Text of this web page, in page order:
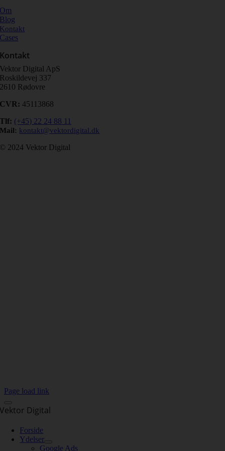
Om
Blog
Kontakt
Cases
Kontakt
Vektor Digital ApS
Roskildevej 337
2610 Rødovre
CVR: 45113868
Tlf: (+45) 22 24 88 11
Mail: kontakt@vektordigital.dk
© 2024 Vektor Digital
Page load link
Vektor Digital
Forside
Ydelser
Google Ads